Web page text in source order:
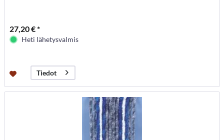
27,20 € *
Heti lähetysvalmis
Tiedot